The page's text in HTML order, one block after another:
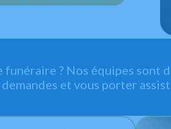
funéraire ? Nos équipes sont
et vous porter